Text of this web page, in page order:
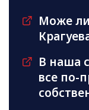
Може
В наша
все по-